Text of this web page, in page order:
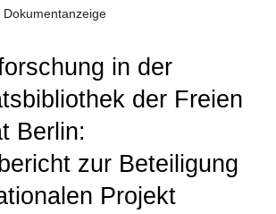
Dokumentanzeige
in der
der Freien
Berlin:
zur Beteiligung
Projekt